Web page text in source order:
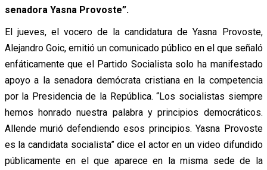
senadora Yasna Provoste”.
El jueves, el vocero de la candidatura de Yasna Provoste,
Alejandro Goic, emitió un comunicado público en el que señaló
enfáticamente que el Partido Socialista solo ha manifestado
apoyo a la senadora demócrata cristiana en la competencia
por la Presidencia de la República. “Los socialistas siempre
hemos honrado nuestra palabra y principios democráticos.
Allende murió defendiendo esos principios. Yasna Provoste
es la candidata socialista” dice el actor en un video difundido
públicamente en el que aparece en la misma sede de la